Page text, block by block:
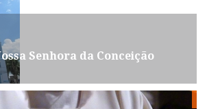
Senhora da Conceição